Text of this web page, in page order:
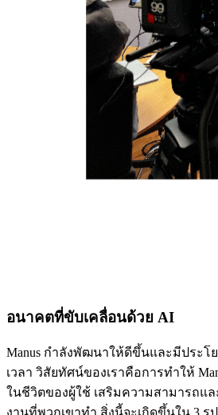
อนาคตที่ขับเคลื่อนด้วย AI
Manus กำลังพัฒนาให้ดีขึ้นและมีประ
เวลา วิสัยทัศน์ของเราคือการทำให้
ในชีวิตของผู้ใช้ เสริมความสามารถแ
งานที่พวกเขาทำ สิ่งนี้จะเกิดขึ้นใน 3